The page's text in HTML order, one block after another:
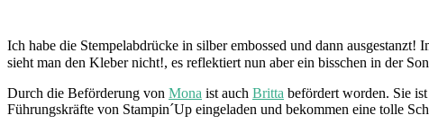
Ich habe die Stempelabdrücke in silber embossed und dann
sieht man den Kleber nicht!, es reflektiert nun aber ein bisschen in der
Durch die Beförderung von Mona ist auch Britta befördert worden. Sie
Führungskräfte von Stampin´Up eingeladen und bekommen eine tolle